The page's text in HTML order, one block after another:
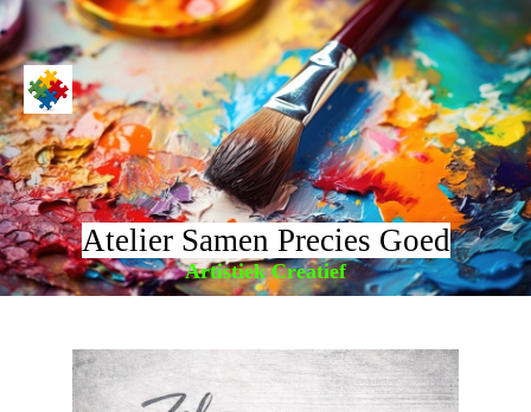
Atelier Samen Precies Goed
Artistiek Creatief